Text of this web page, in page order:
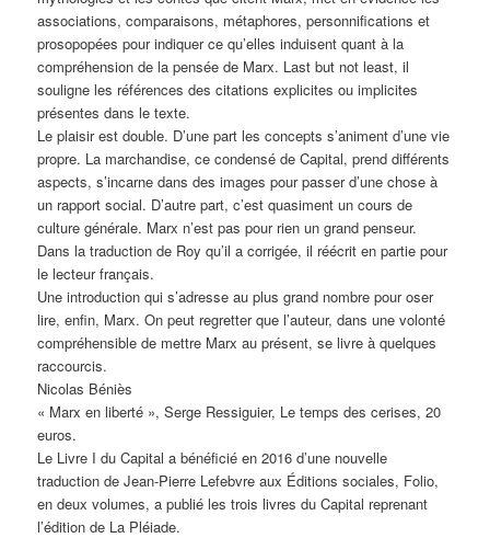
associations, comparaisons, métaphores, personnifications et
prosopopées pour indiquer ce qu’elles induisent quant à la
compréhension de la pensée de Marx. Last but not least, il
souligne les références des citations explicites ou implicites
présentes dans le texte.
Le plaisir est double. D’une part les concepts s’animent d’une vie
propre. La marchandise, ce condensé de Capital, prend différents
aspects, s’incarne dans des images pour passer d’une chose à
un rapport social. D’autre part, c’est quasiment un cours de
culture générale. Marx n’est pas pour rien un grand penseur.
Dans la traduction de Roy qu’il a corrigée, il réécrit en partie pour
le lecteur français.
Une introduction qui s’adresse au plus grand nombre pour oser
lire, enfin, Marx. On peut regretter que l’auteur, dans une volonté
compréhensible de mettre Marx au présent, se livre à quelques
raccourcis.
Nicolas Béniès
« Marx en liberté », Serge Ressiguier, Le temps des cerises, 20
euros.
Le Livre I du Capital a bénéficié en 2016 d’une nouvelle
traduction de Jean-Pierre Lefebvre aux Éditions sociales, Folio,
en deux volumes, a publié les trois livres du Capital reprenant
l’édition de La Pléiade.